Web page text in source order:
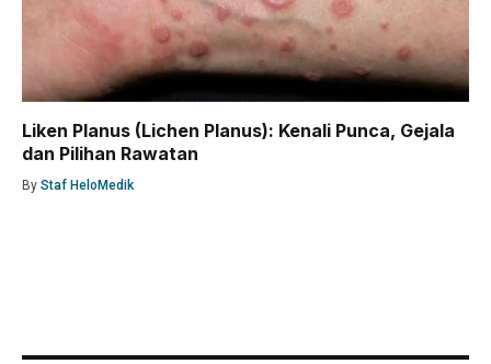
Liken Planus (Lichen Planus): Kenali Punca, Gejala
dan Pilihan Rawatan
By Staf HeloMedik